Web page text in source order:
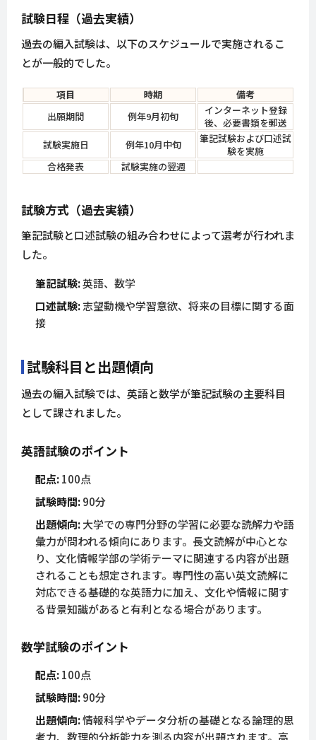
試験日程（過去実績）
過去の編入試験は、以下のスケジュールで実施されるこ
とが一般的でした。
項目 時期
備考
出願期間
例年9月初旬
インターネット登録
後、必要書類を郵送
試験実施日
例年10月中旬
筆記試験および口述試
験を実施
合格発表
試験実施の翌週
試験方式（過去実績）
筆記試験と口述試験の組み合わせによって選考が行われま
した。
筆記試験:英語、数学
口述試験:志望動機や学習意欲、将来の目標に関する面
接
試験科目と出題傾向
過去の編入試験では、英語と数学が筆記試験の主要科目
として課されました。
英語試験のポイント
配点:100点
試験時間:90分
出題傾向:大学での専門分野の学習に必要な読解力や語
彙力が問われる傾向にあります。長文読解が中心とな
り、文化情報学部の学術テーマに関連する内容が出題
されることも想定されます。専門性の高い英文読解に
対応できる基礎的な英語力に加え、文化や情報に関す
る背景知識があると有利となる場合があります。
数学試験のポイント
配点:100点
試験時間:90分
出題傾向:情報科学やデータ分析の基礎となる論理的思
考力、数理的分析能力を測る内容が出題されます。高